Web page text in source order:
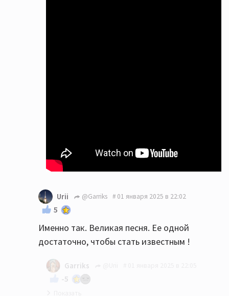
Urii @Garriks 01 января 2025 в 22:02
5
Именно так. Великая песня. Ее одной
достаточно, чтобы стать известным !
Garriks
-5